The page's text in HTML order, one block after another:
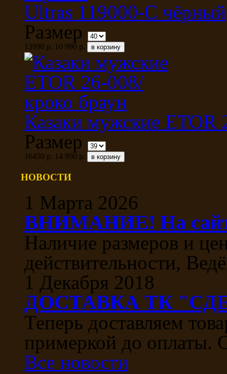
Ultras 119000-С чёрный
Размер
13990 р. 10 990 р.
Казаки мужские ETOR
Размер
16450 р. 14 990 р.
НОВОСТИ
1 Марта 2026
ВНИМАНИЕ! На сайте
Наличие размеров и
действительности,
1 Декабря 2018
ДОСТАВКА ТК
Теперь доставляем
примеркой до оплаты.
Все новости